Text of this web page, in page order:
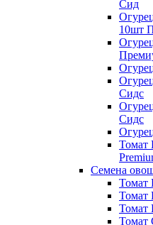
Сид
10шт
Сидс
Сидс
Томат
Семена
Томат
Томат
Томат
Томат